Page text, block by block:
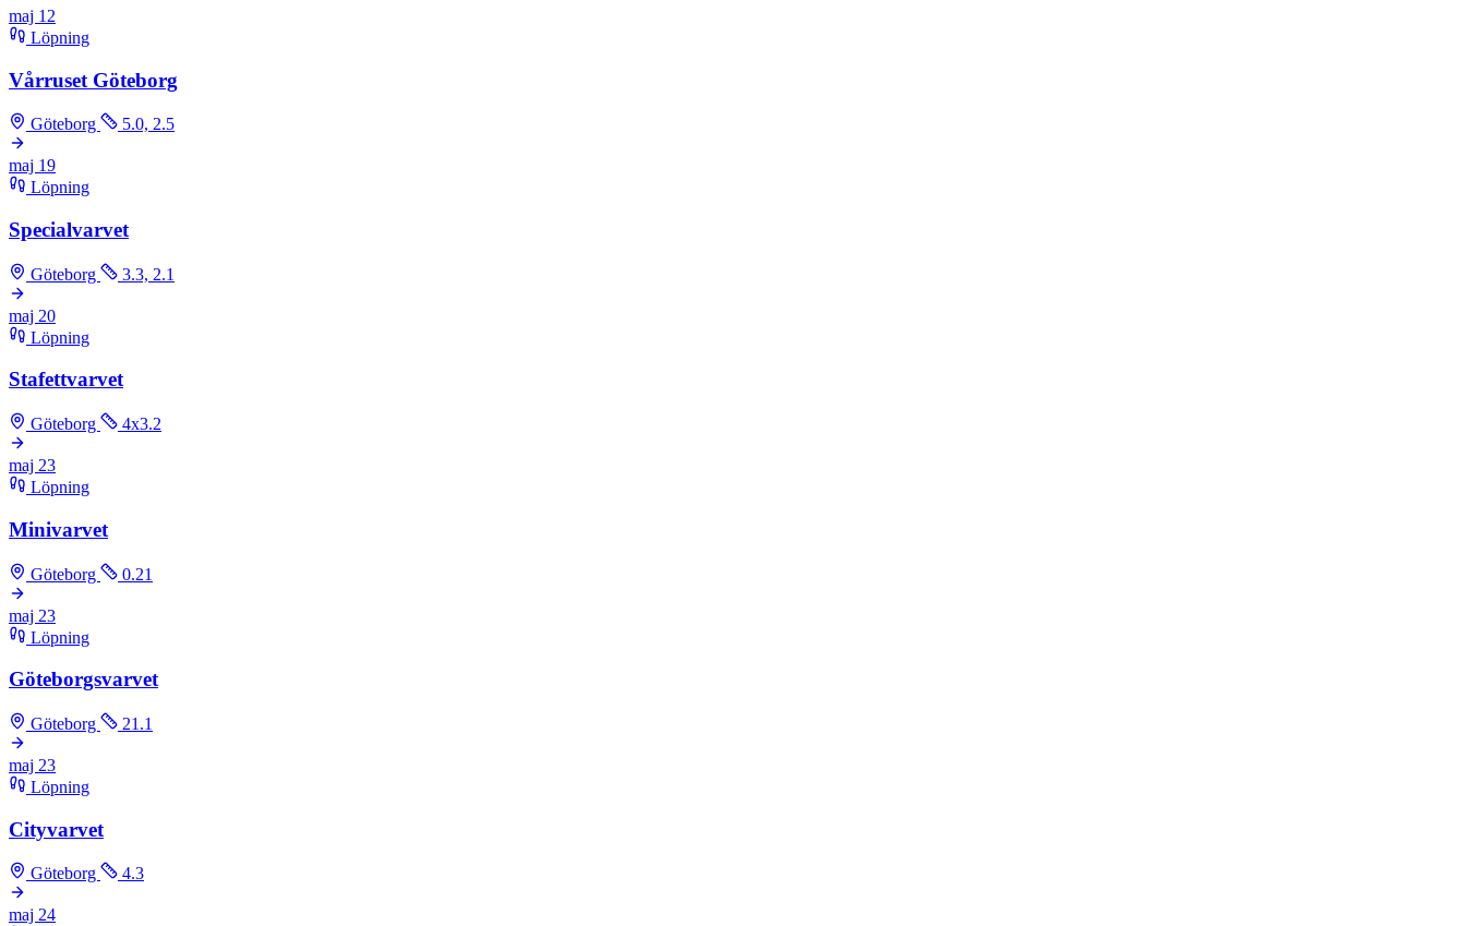
maj 12
Löpning
Vårruset Göteborg
Göteborg 5.0, 2.5
maj 19
Löpning
Specialvarvet
Göteborg 3.3, 2.1
maj 20
Löpning
Stafettvarvet
Göteborg 4x3.2
maj 23
Löpning
Minivarvet
Göteborg 0.21
maj 23
Löpning
Göteborgsvarvet
Göteborg 21.1
maj 23
Löpning
Cityvarvet
Göteborg 4.3
maj 24